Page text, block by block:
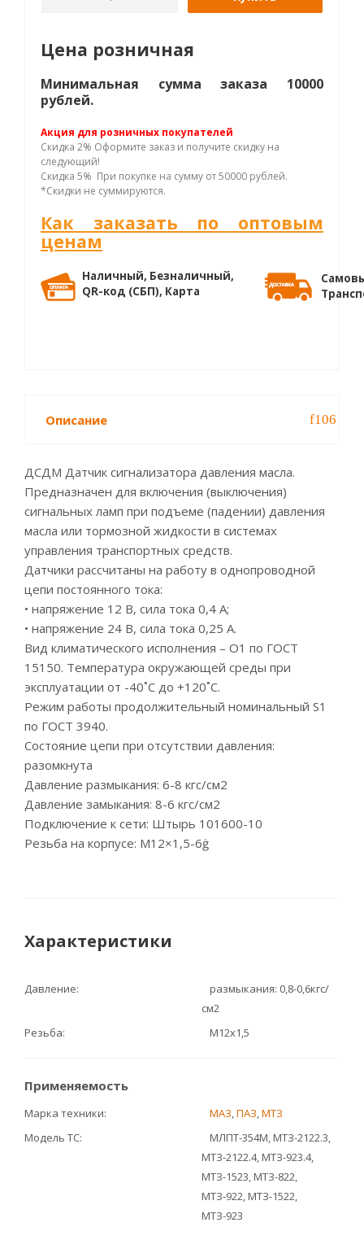
Цена розничная
Минимальная сумма заказа 10000
рублей.
Акция для розничных покупателей
Скидка 2% Оформите заказ и получите скидку на
следующий!
Скидка 5% При покупке на сумму от 50000 рублей.
*Скидки не суммируются.
Как заказать по оптовым
ценам
Наличный, Безналичный,
QR-код (СБП), Карта
Описание
ДСДМ Датчик сигнализатора давления масла.
Предназначен для включения (выключения)
сигнальных ламп при подъеме (падении) давления
масла или тормозной жидкости в системах
управления транспортных средств.
Датчики рассчитаны на работу в однопроводной
цепи постоянного тока:
• напряжение 12 В, сила тока 0,4 А;
• напряжение 24 В, сила тока 0,25 А.
Вид климатического исполнения – О1 по ГОСТ
15150. Температура окружающей среды при
эксплуатации от -40˚С до +120˚С.
Режим работы продолжительный номинальный S1
по ГОСТ 3940.
Состояние цепи при отсутствии давления:
разомкнута
Давление размыкания: 6-8 кгс/см2
Давление замыкания: 8-6 кгс/см2
Подключение к сети: Штырь 101600-10
Резьба на корпусе: М12×1,5-6ġ
Характеристики
Давление
размыкания: 0,8-0,6кгс/
см2
Резьба
М12х1,5
Применяемость
Марка техники МАЗ,ПАЗ,МТЗ
Модель ТС
МЛПТ-354М, МТЗ-2122.3,
МТЗ-2122.4, МТЗ-923.4,
МТЗ-1523, МТЗ-822,
МТЗ-922, МТЗ-1522,
МТЗ-923